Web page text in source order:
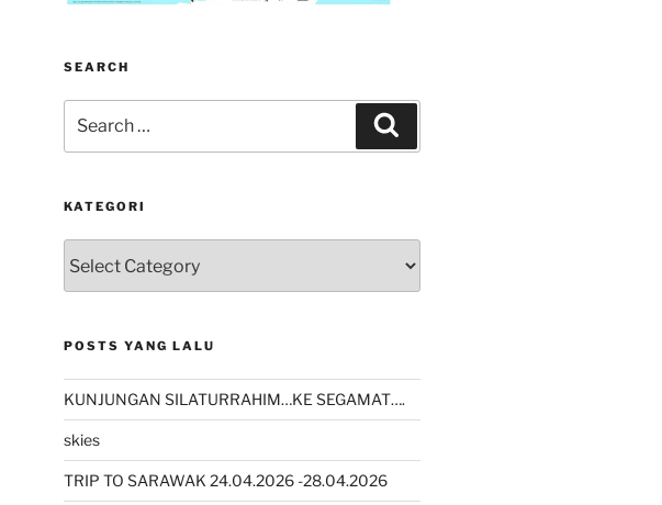
SEARCH
for:
KATEGORI
POSTS YANG LALU
KUNJUNGAN SILATURRAHIM…KE SEGAMAT….
skies
TRIP TO SARAWAK 24.04.2026 -28.04.2026